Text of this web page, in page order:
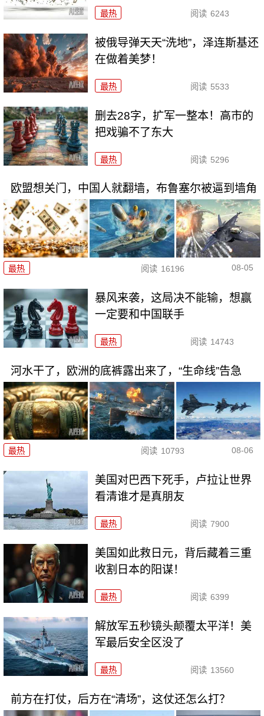
最热 阅读 6243
被俄导弹天天“洗地”，泽连斯基还
在做着美梦！
最热 阅读 5533
删去28字，扩军一整本！高市的
把戏骗不了东大
最热 阅读 5296
欧盟想关门，中国人就翻墙，布鲁塞尔被逼到墙角
最热 阅读 16196 08-05
暴风来袭，这局决不能输，想赢
一定要和中国联手
最热 阅读 14743
河水干了，欧洲的底裤露出来了，“生命线”告急
最热 阅读 10793 08-06
美国对巴西下死手，卢拉让世界
看清谁才是真朋友
最热 阅读 7900
美国如此救日元，背后藏着三重
收割日本的阳谋！
最热 阅读 6399
解放军五秒镜头颠覆太平洋！美
军最后安全区没了
最热 阅读 13560
前方在打仗，后方在“清场”，这仗还怎么打？